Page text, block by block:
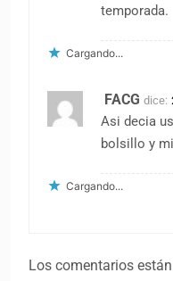
temporada.
Cargando...
FACG dice:
Asi decia
bolsillo y
Cargando...
Los comentarios